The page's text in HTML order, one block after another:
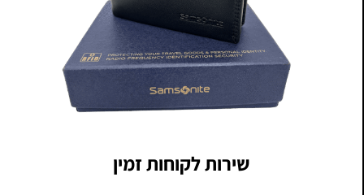
שירות לקוחות זמין